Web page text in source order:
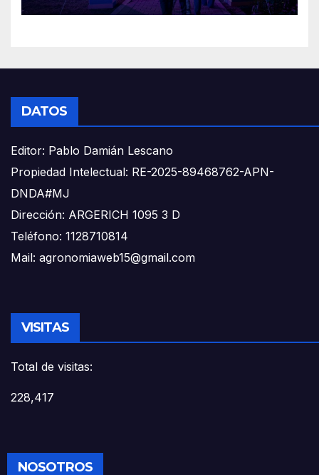
DATOS
Editor: Pablo Damián Lescano
Propiedad Intelectual: RE-2025-89468762-APN-
DNDA#MJ
Dirección: ARGERICH 1095 3 D
Teléfono: 1128710814
Mail: agronomiaweb15@gmail.com
VISITAS
Total de visitas:
228,417
NOSOTROS